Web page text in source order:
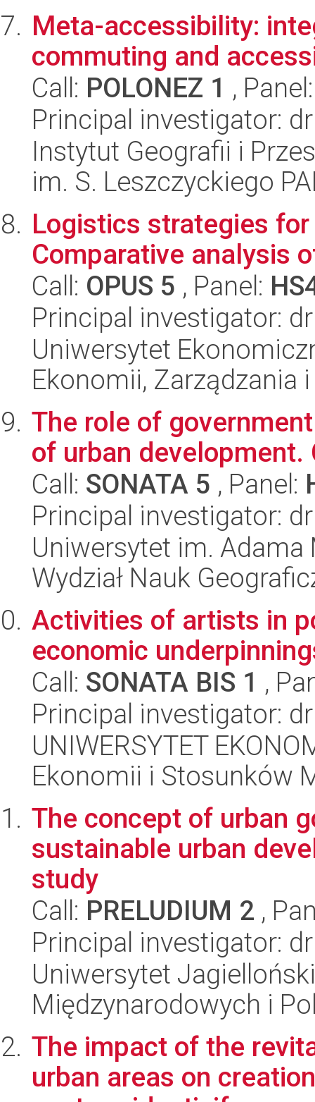
Meta-accessibility:
commuting and
Call: POLONEZ 1 ,
Principal investigator:
Instytut Geografii i
im. S. Leszczyckiego
Logistics strategies
Comparative analysis
Call: OPUS 5 , Panel:
Principal investigator:
Uniwersytet
Ekonomii, Zarządzania
The role of
of urban development.
Call: SONATA 5 , Panel:
Principal investigator:
Uniwersytet im.
Wydział Nauk
Activities of artists in
economic
Call: SONATA BIS 1 ,
Principal investigator:
UNIWERSYTET
Ekonomii i Stosunków
The concept of urban
sustainable urban
study
Call: PRELUDIUM 2 ,
Principal investigator:
Uniwersytet
Międzynarodowych i
The impact of the
urban areas on